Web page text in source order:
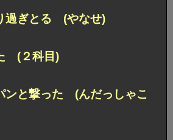
過ぎとる (やなせ)
(２科目)
ンと撃った (んだっしゃこ